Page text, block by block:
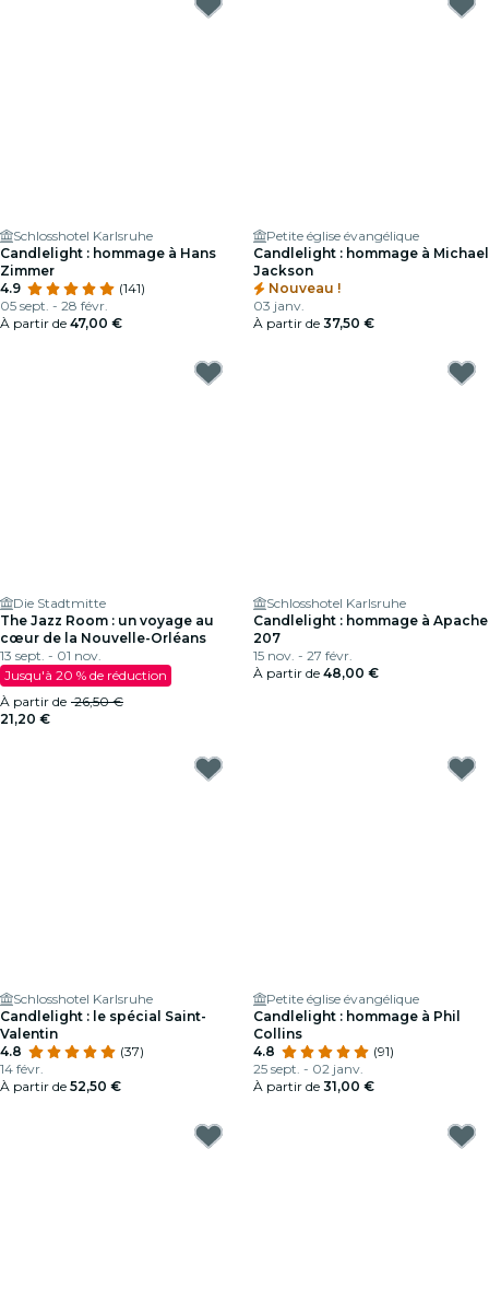
Schlosshotel Karlsruhe
Candlelight : hommage à Hans
Zimmer
4.9
(141)
05 sept. - 28 févr.
À partir de 47,00 €
Petite église évangélique
Candlelight : hommage à Michael
Jackson
Nouveau !
03 janv.
À partir de 37,50 €
Die Stadtmitte
The Jazz Room : un voyage au
cœur de la Nouvelle-Orléans
13 sept. - 01 nov.
Jusqu'à 20 % de réduction
À partir de 26,50 €
21,20 €
Schlosshotel Karlsruhe
Candlelight : hommage à Apache
207
15 nov. - 27 févr.
À partir de 48,00 €
Schlosshotel Karlsruhe
Candlelight : le spécial Saint-
Valentin
4.8
(37)
14 févr.
À partir de 52,50 €
Petite église évangélique
Candlelight : hommage à Phil
Collins
4.8
(91)
25 sept. - 02 janv.
À partir de 31,00 €